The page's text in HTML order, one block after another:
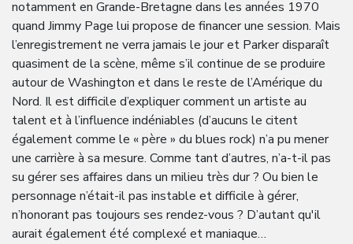
notamment en Grande-Bretagne dans les années 1970
quand Jimmy Page lui propose de financer une session. Mais
l’enregistrement ne verra jamais le jour et Parker disparaît
quasiment de la scène, même s’il continue de se produire
autour de Washington et dans le reste de l’Amérique du
Nord. Il est difficile d’expliquer comment un artiste au
talent et à l’influence indéniables (d’aucuns le citent
également comme le « père » du blues rock) n’a pu mener
une carrière à sa mesure. Comme tant d’autres, n’a-t-il pas
su gérer ses affaires dans un milieu très dur ? Ou bien le
personnage n’était-il pas instable et difficile à gérer,
n’honorant pas toujours ses rendez-vous ? D’autant qu'il
aurait également été complexé et maniaque…